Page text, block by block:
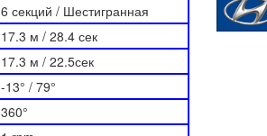
6 секций / Шестигранная
17.3 м / 28.4 сек
17.3 м / 22.5сек
-13° / 79°
360°